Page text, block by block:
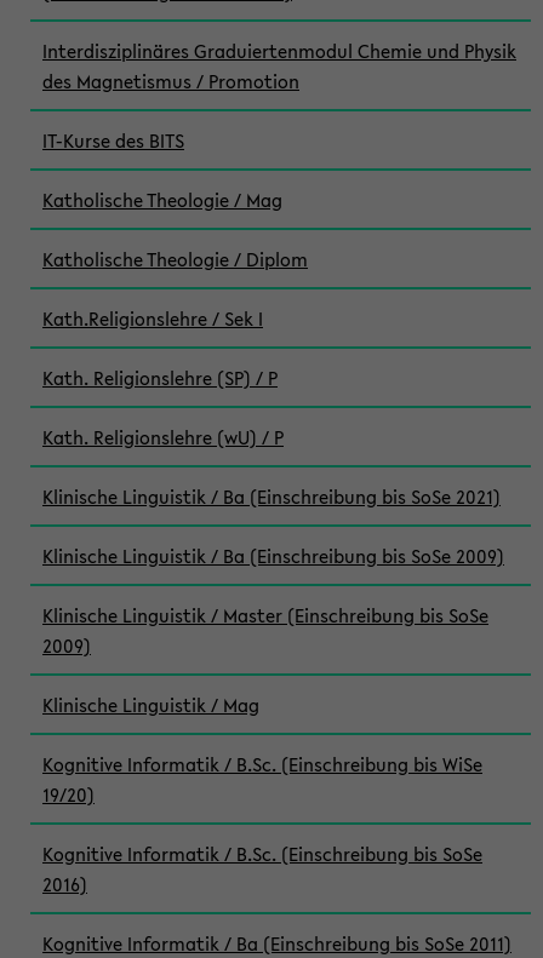
Interdisziplinäres Graduiertenmodul Chemie und Physik
des Magnetismus / Promotion
IT-Kurse des BITS
Katholische Theologie / Mag
Katholische Theologie / Diplom
Kath.Religionslehre / Sek I
Kath. Religionslehre (SP) / P
Kath. Religionslehre (wU) / P
Klinische Linguistik / Ba (Einschreibung bis SoSe 2021)
Klinische Linguistik / Ba (Einschreibung bis SoSe 2009)
Klinische Linguistik / Master (Einschreibung bis SoSe
2009)
Klinische Linguistik / Mag
Kognitive Informatik / B.Sc. (Einschreibung bis WiSe
19/20)
Kognitive Informatik / B.Sc. (Einschreibung bis SoSe
2016)
Kognitive Informatik / Ba (Einschreibung bis SoSe 2011)